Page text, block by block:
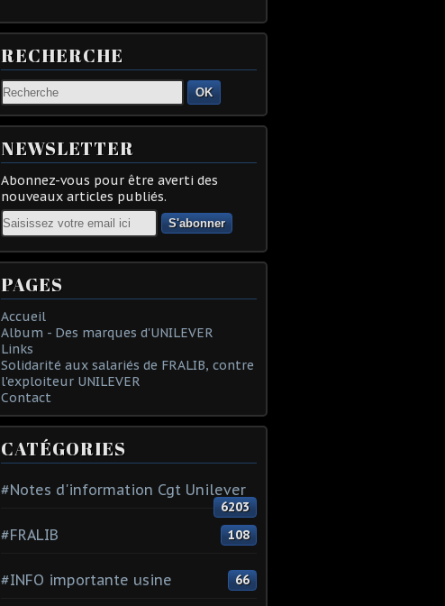
RECHERCHE
OK
NEWSLETTER
Abonnez-vous pour être averti des
nouveaux articles publiés.
Email
PAGES
Accueil
Album - Des marques d'UNILEVER
Links
Solidarité aux salariés de FRALIB, contre
l'exploiteur UNILEVER
Contact
CATÉGORIES
#Notes d'information Cgt Unilever
6203
#FRALIB 108
#INFO importante usine 66